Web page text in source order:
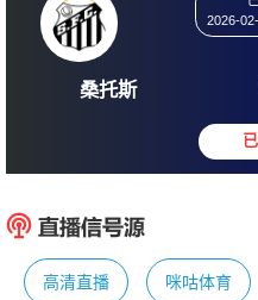
高清直播 咪咕体育